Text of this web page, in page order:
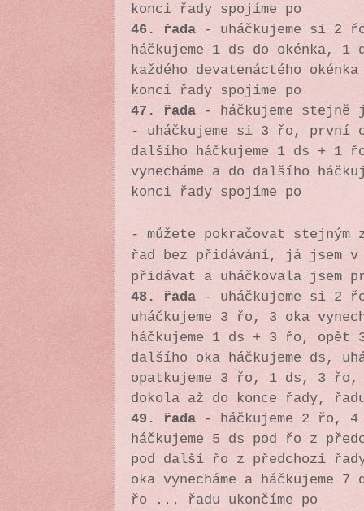
konci řady spojíme po
46. řada - uháčkujeme si 2
háčkujeme 1 ds do okénka, 1
každého devatenáctého
konci řady spojíme po
47. řada - háčkujeme stejně
- uháčkujeme si 3 řo, první
dalšího háčkujeme 1 ds + 1
vynecháme a do dalšího
konci řady spojíme po
- můžete pokračovat stejným
řad bez přidávání, já jsem v
přidávat a uháčkovala jsem
48. řada - uháčkujeme si 2
uháčkujeme 3 řo, 3 oka
háčkujeme 1 ds + 3 řo, opět
dalšího oka háčkujeme ds,
opatkujeme 3 řo, 1 ds, 3
dokola až do konce řady,
49. řada - háčkujeme 2 řo,
háčkujeme 5 ds pod řo z
pod další řo z předchozí
oka vynecháme a háčkujeme
řo ...
řadu ukončíme po